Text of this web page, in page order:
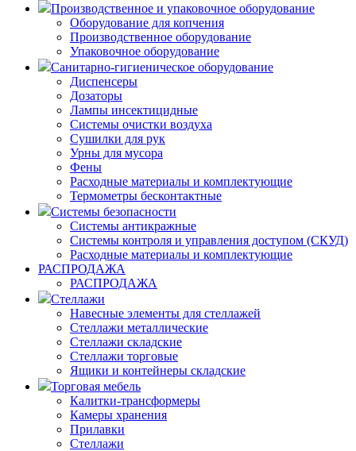
Производственное и упаковочное оборудование
Оборудование для копчения
Производственное оборудование
Упаковочное оборудование
Санитарно-гигиеническое оборудование
Диспенсеры
Дозаторы
Лампы инсектицидные
Системы очистки воздуха
Сушилки для рук
Урны для мусора
Фены
Расходные материалы и комплектующие
Термометры бесконтактные
Системы безопасности
Системы антикражные
Системы контроля и управления доступом (СКУД)
Расходные материалы и комплектующие
РАСПРОДАЖА
РАСПРОДАЖА
Стеллажи
Навесные элементы для стеллажей
Стеллажи металлические
Стеллажи складские
Стеллажи торговые
Ящики и контейнеры складские
Торговая мебель
Калитки-трансформеры
Камеры хранения
Прилавки
Стеллажи